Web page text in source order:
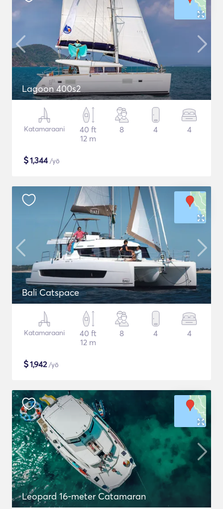
Lagoon 400s2
Katamaraani
40 ft
12 m
8 4 4
$1,344/yö
Bali Catspace
Katamaraani
40 ft
12 m
8 4 4
$1,942/yö
Leopard 16-meter Catamaran